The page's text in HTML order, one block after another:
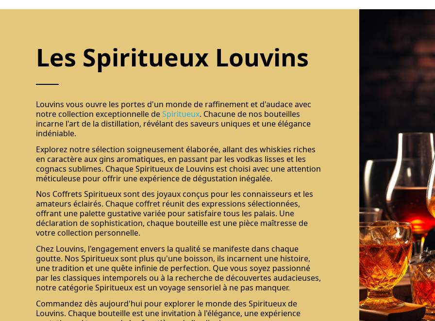
Les Spiritueux Louvins
Louvins vous ouvre les portes d'un monde de raffinement et d'audace avec
notre collection exceptionnelle deSpiritueux. Chacune de nos bouteilles
incarne l'art de la distillation, révélant des saveurs uniques et une élégance
indéniable.
Explorez notre sélection soigneusement élaborée, allant des whiskies riches
en caractère aux gins aromatiques, en passant par les vodkas lisses et les
cognacs sublimes. Chaque Spiritueux de Louvins est choisi avec une attention
méticuleuse pour offrir une expérience de dégustation inégalée.
Nos Coffrets Spiritueux sont des joyaux conçus pour les connaisseurs et les
amateurs éclairés. Chaque coffret réunit des expressions sélectionnées,
offrant une palette gustative variée pour satisfaire tous les palais. Une
déclaration de sophistication, chaque bouteille est une pièce maîtresse de
votre collection personnelle.
Chez Louvins, l'engagement envers la qualité se manifeste dans chaque
goutte. Nos Spiritueux sont plus qu'une boisson, ils incarnent une histoire,
une tradition et une quête infinie de perfection. Que vous soyez passionné
par les classiques intemporels ou à la recherche de découvertes audacieuses,
notre catégorie Spiritueux est un voyage sensoriel à ne pas manquer.
Commandez dès aujourd'hui pour explorer le monde des Spiritueux de
Louvins. Chaque bouteille est une invitation à l'élégance, une expérience